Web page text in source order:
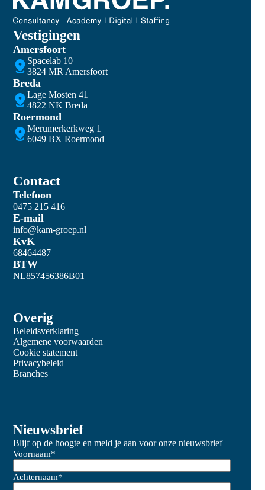
Vestigingen
Amersfoort
Spacelab 10
3824 MR Amersfoort
Breda
Lage Mosten 41
4822 NK Breda
Roermond
Merumerkerkweg 1
6049 BX Roermond
Contact
Telefoon
0475 215 416
E-mail
info@kam-groep.nl
KvK
68464487
BTW
NL857456386B01
Overig
Beleidsverklaring
Algemene voorwaarden
Cookie statement
Privacybeleid
Branches
Nieuwsbrief
Blijf op de hoogte en meld je aan voor onze nieuwsbrief
Voornaam*
Achternaam*